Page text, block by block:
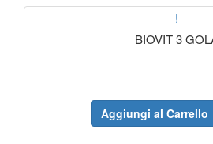
!
BIOVIT 3
Aggiungi al Carrello